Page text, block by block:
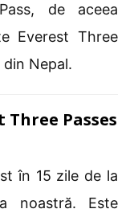
de aceea
Everest Three
din Nepal.
Three Passes
în 15 zile de la
noastră. Este